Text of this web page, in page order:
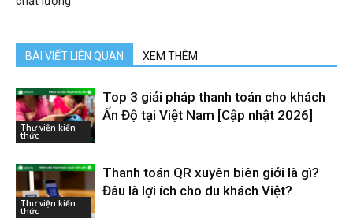
BÀI VIẾT LIÊN QUAN XEM THÊM
Thư viện kiến
thức
Top 3 giải pháp thanh toán cho khách
Ấn Độ tại Việt Nam [Cập nhật 2026]
Thư viện kiến
thức
Thanh toán QR xuyên biên giới là gì?
Đâu là lợi ích cho du khách Việt?